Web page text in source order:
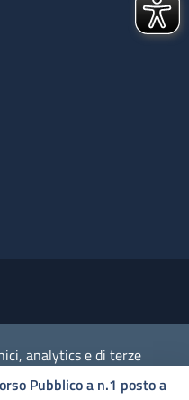
analytics e di terze
accetti l'utilizzo dei
Pubblico a n.1 posto a
personale